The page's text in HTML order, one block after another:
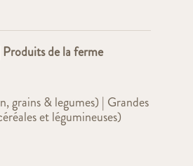
de la ferme
grains & legumes) | Grandes
et légumineuses)